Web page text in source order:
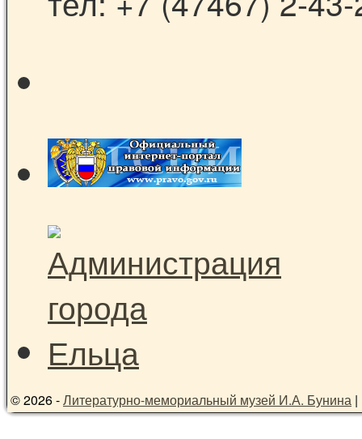
© 2026 -Литературно-мемориальный музей И.А. Бунина |